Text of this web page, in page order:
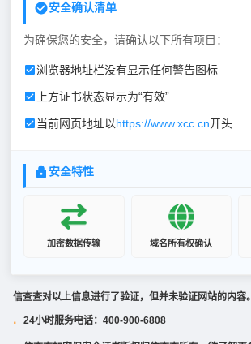
安全确认清单
为确保您的安全，请确认以下所有项目：
浏览器地址栏没有显示任何警告图标
上方证书状态显示为“有效”
当前网页地址以https://www.xcc.cn开头
安全特性
加密数据传输 域名所有权确认
信查查对以上信息进行了验证，但并未验证网站的内容。
· 24小时服务电话：400-900-6808